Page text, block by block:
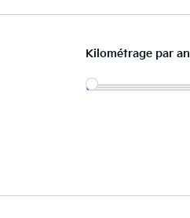
Kilométrage par an